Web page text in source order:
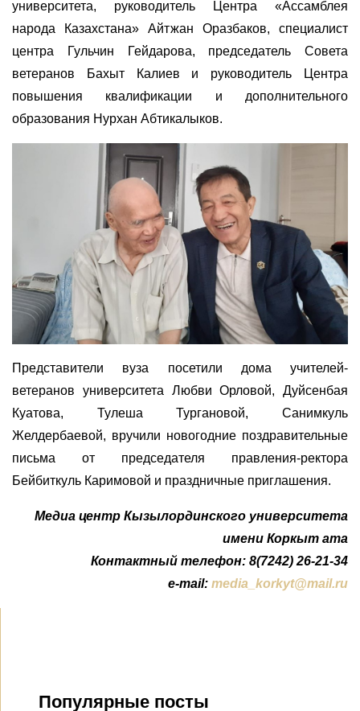
университета, руководитель Центра «Ассамблея
народа Казахстана» Айтжан Оразбаков, специалист
центра Гульчин Гейдарова, председатель Совета
ветеранов Бахыт Калиев и руководитель Центра
повышения квалификации и дополнительного
образования Нурхан Абтикалыков.
Представители вуза посетили дома учителей-
ветеранов университета Любви Орловой, Дуйсенбая
Куатова, Тулеша Тургановой, Санимкуль
Желдербаевой, вручили новогодние поздравительные
письма от председателя правления-ректора
Бейбиткуль Каримовой и праздничные приглашения.
Медиа центр Кызылординского университета
имени Коркыт ата
Контактный телефон: 8(7242) 26-21-34
e-mail: media_korkyt@mail.ru
Популярные посты